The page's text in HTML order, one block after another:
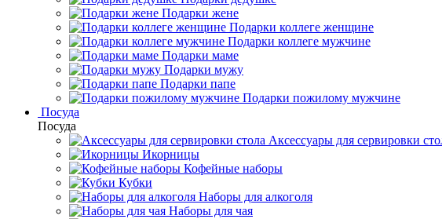
Подарки жене
Подарки коллеге женщине
Подарки коллеге мужчине
Подарки маме
Подарки мужу
Подарки папе
Подарки пожилому мужчине
Посуда
Посуда
Аксессуары для сервировки
Икорницы
Кофейные наборы
Кубки
Наборы для алкоголя
Наборы для чая